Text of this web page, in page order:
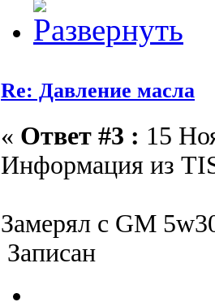
Re: Давление масла
« Ответ #3 : 15
Информация из
Замерял с GM
Записан